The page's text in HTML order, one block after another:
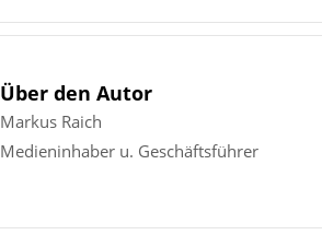
Über den Autor
Markus Raich
Medieninhaber u. Geschäftsführer